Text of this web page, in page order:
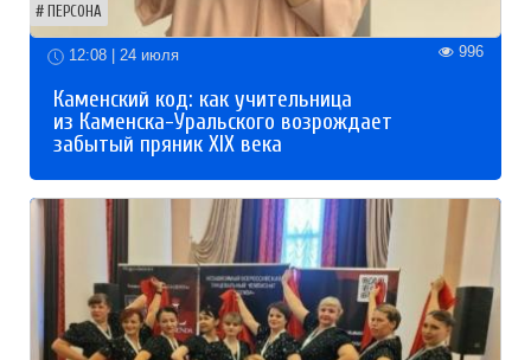
ПЕРСОНА
12:08 | 24 июля 996
Каменский код: как учительница
из Каменска-Уральского возрождает
забытый пряник XIX века